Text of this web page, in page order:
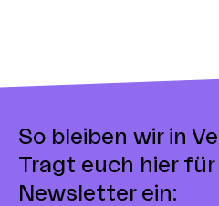
So bleiben wir in
Tragt euch hier für
Newsletter ein: